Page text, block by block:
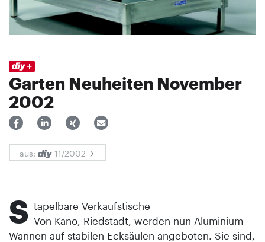
Garten Neuheiten November
2002
aus: 11/2002
S tapelbare Verkaufstische
Von Kano, Riedstadt, werden nun Aluminium-
Wannen auf stabilen Ecksäulen angeboten. Sie sind,